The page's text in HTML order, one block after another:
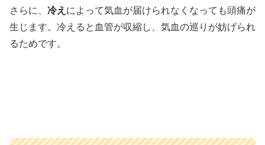
さらに、 冷え によって気血が届けられなくなっても頭痛が
生じます。冷えると血管が収縮し、気血の巡りが妨げられ
るためです。